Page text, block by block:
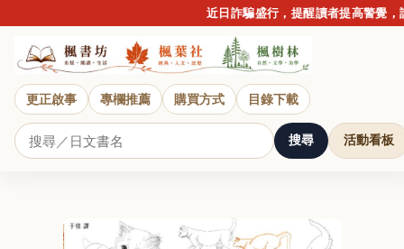
近日詐騙盛行，提醒讀者提高警覺，請
更正啟事 專欄推薦 購買方式 目錄下載
搜尋 活動看板